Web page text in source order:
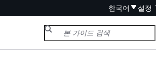
한국어 설정